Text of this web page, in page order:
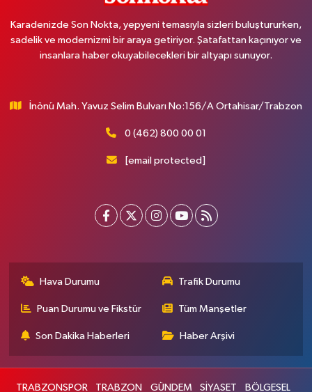
Karadenizde Son Nokta, yepyeni temasıyla sizleri buluştururken,
sadelik ve modernizmi bir araya getiriyor. Şatafattan kaçınıyor ve
insanlara haber okuyabilecekleri bir altyapı sunuyor.
İnönü Mah. Yavuz Selim Bulvarı No:156/A Ortahisar/Trabzon
0 (462) 800 00 01
[email protected]
Hava Durumu Trafik Durumu
Puan Durumu ve Fikstür Tüm Manşetler
Son Dakika Haberleri Haber Arşivi
TRABZONSPOR TRABZON GÜNDEM SİYASET BÖLGESEL